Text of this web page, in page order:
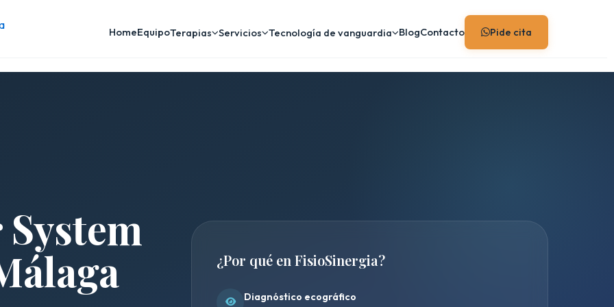
HomeEquipoTerapias Servicios Tecnología de vanguardia BlogContacto Pide cita
¿Por qué en FisioSinergia?
Diagnóstico ecográfico